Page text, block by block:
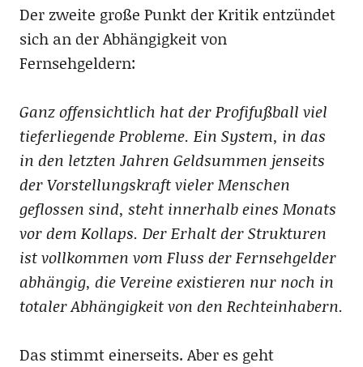
Der zweite große Punkt der Kritik entzündet
sich an der Abhängigkeit von
Fernsehgeldern:
Ganz offensichtlich hat der Profifußball viel
tieferliegende Probleme. Ein System, in das
in den letzten Jahren Geldsummen jenseits
der Vorstellungskraft vieler Menschen
geflossen sind, steht innerhalb eines Monats
vor dem Kollaps. Der Erhalt der Strukturen
ist vollkommen vom Fluss der Fernsehgelder
abhängig, die Vereine existieren nur noch in
totaler Abhängigkeit von den Rechteinhabern.
Das stimmt einerseits. Aber es geht